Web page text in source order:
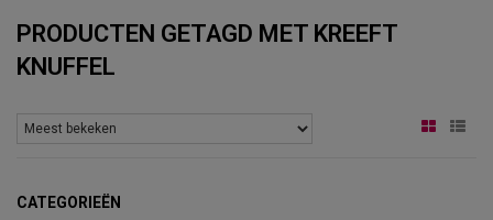
PRODUCTEN GETAGD MET KREEFT
KNUFFEL
CATEGORIEËN